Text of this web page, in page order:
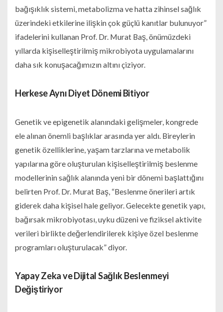
bağışıklık sistemi, metabolizma ve hatta zihinsel sağlık
üzerindeki etkilerine ilişkin çok güçlü kanıtlar bulunuyor”
ifadelerini kullanan Prof. Dr. Murat Baş, önümüzdeki
yıllarda kişiselleştirilmiş mikrobiyota uygulamalarını
daha sık konuşacağımızın altını çiziyor.
Herkese Aynı Diyet Dönemi Bitiyor
Genetik ve epigenetik alanındaki gelişmeler, kongrede
ele alınan önemli başlıklar arasında yer aldı. Bireylerin
genetik özelliklerine, yaşam tarzlarına ve metabolik
yapılarına göre oluşturulan kişiselleştirilmiş beslenme
modellerinin sağlık alanında yeni bir dönemi başlattığını
belirten Prof. Dr. Murat Baş, “Beslenme önerileri artık
giderek daha kişisel hale geliyor. Gelecekte genetik yapı,
bağırsak mikrobiyotası, uyku düzeni ve fiziksel aktivite
verileri birlikte değerlendirilerek kişiye özel beslenme
programları oluşturulacak” diyor.
Yapay Zeka ve Dijital Sağlık Beslenmeyi
Değiştiriyor